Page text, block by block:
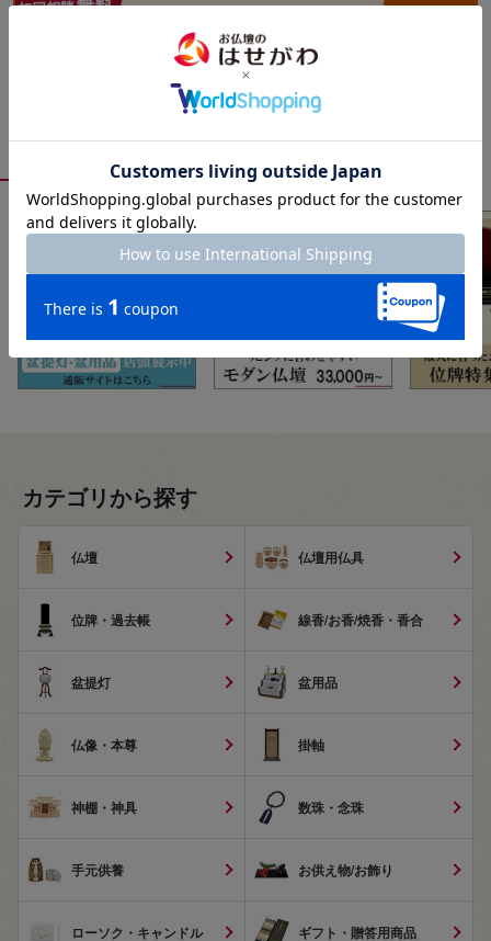
おすすめ特集
カテゴリから探す
仏壇 仏壇用仏具
位牌・過去帳 線香/お香/焼香・香合
盆提灯 盆用品
仏像・本尊 掛軸
神棚・神具 数珠・念珠
手元供養 お供え物/お飾り
ローソク・キャンドル ギフト・贈答用商品